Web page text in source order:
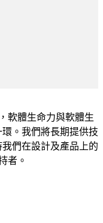
軟體生命力與軟體生
。我們將長期提供技
們在設計及產品上的
者。